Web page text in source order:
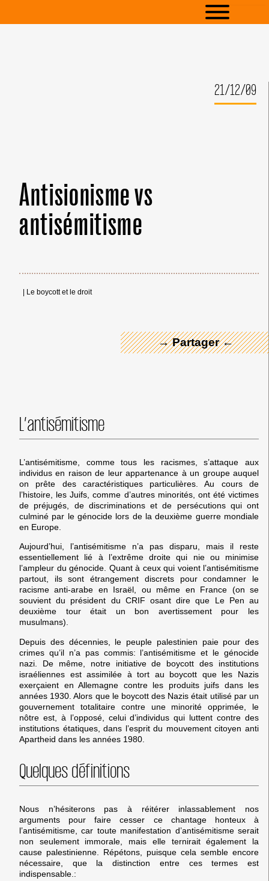
21/12/09
Antisionisme vs
antisémitisme
Le boycott et le droit
→ Partager ←
L’antisémitisme
L’antisémitisme, comme tous les racismes, s’attaque aux
individus en raison de leur appartenance à un groupe auquel
on prête des caractéristiques particulières. Au cours de
l’histoire, les Juifs, comme d’autres minorités, ont été victimes
de préjugés, de discriminations et de persécutions qui ont
culminé par le génocide lors de la deuxième guerre mondiale
en Europe.
Aujourd’hui, l’antisémitisme n’a pas disparu, mais il reste
essentiellement lié à l’extrême droite qui nie ou minimise
l’ampleur du génocide. Quant à ceux qui voient l’antisémitisme
partout, ils sont étrangement discrets pour condamner le
racisme anti-arabe en Israël, ou même en France (on se
souvient du président du CRIF osant dire que Le Pen au
deuxième tour était un bon avertissement pour les
musulmans).
Depuis des décennies, le peuple palestinien paie pour des
crimes qu’il n’a pas commis: l’antisémitisme et le génocide
nazi. De même, notre initiative de boycott des institutions
israéliennes est assimilée à tort au boycott que les Nazis
exerçaient en Allemagne contre les produits juifs dans les
années 1930. Alors que le boycott des Nazis était utilisé par un
gouvernement totalitaire contre une minorité opprimée, le
nôtre est, à l’opposé, celui d’individus qui luttent contre des
institutions étatiques, dans l’esprit du mouvement citoyen anti
Apartheid dans les années 1980.
Quelques définitions
Nous n’hésiterons pas à réitérer inlassablement nos
arguments pour faire cesser ce chantage honteux à
l’antisémitisme, car toute manifestation d’antisémitisme serait
non seulement immorale, mais elle ternirait également la
cause palestinienne. Répétons, puisque cela semble encore
nécessaire, que la distinction entre ces termes est
indispensable.: